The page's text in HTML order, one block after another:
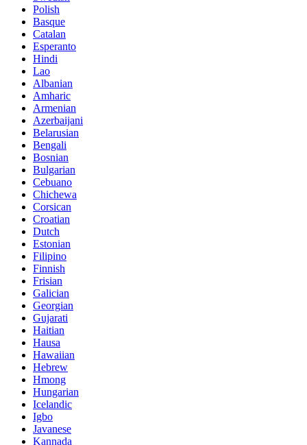
Polish
Basque
Catalan
Esperanto
Hindi
Lao
Albanian
Amharic
Armenian
Azerbaijani
Belarusian
Bengali
Bosnian
Bulgarian
Cebuano
Chichewa
Corsican
Croatian
Dutch
Estonian
Filipino
Finnish
Frisian
Galician
Georgian
Gujarati
Haitian
Hausa
Hawaiian
Hebrew
Hmong
Hungarian
Icelandic
Igbo
Javanese
Kannada